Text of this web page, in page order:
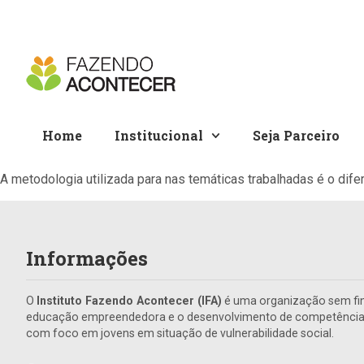
Home Institucional Seja Parceiro
A metodologia utilizada para nas temáticas trabalhadas é o
Informações
O Instituto Fazendo Acontecer (IFA) é uma organização sem
educação empreendedora e o desenvolvimento de
com foco em jovens em situação de vulnerabilidade social.